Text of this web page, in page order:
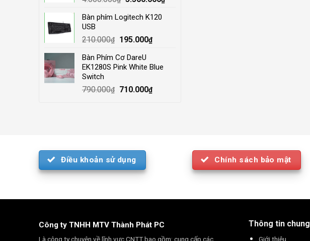
was:
Bàn phím Logitech K120
USB
210.000₫
Original
was:
210.000₫.
195.000₫Current
195.000₫.
Bàn Phím Cơ DareU
EK1280S Pink White Blue
Switch
790.000₫
Original
710.000₫Current
Điều khoản sử dụng Chính sách bảo mật
Công ty TNHH MTV Thành Phát PC
Là công ty chuyên về lĩnh vực CNTT bao gồm: cung cấp các
Thông tin chung
Giới thiệu